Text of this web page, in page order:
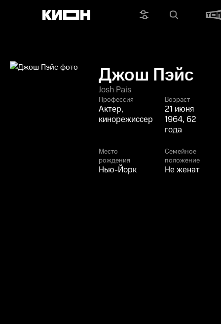
Джош Пэйс
Josh Pais
Профессия
Актер,
кинорежиссер
Возраст
21 июня
1964, 62
года
Место
рождения
Нью-Йорк
Семейное
положение
Не женат